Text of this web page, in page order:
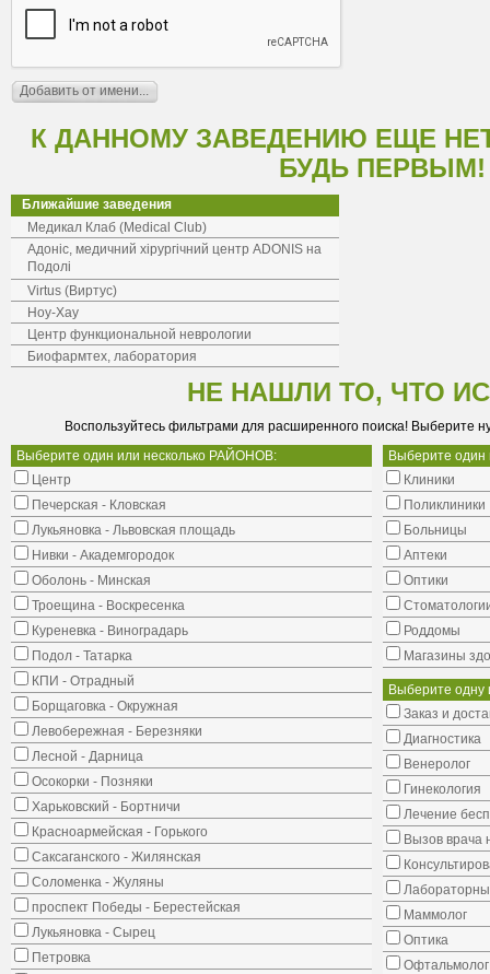
К ДАННОМУ ЗАВЕДЕНИЮ ЕЩЕ
БУДЬ ПЕРВЫМ!
Ближайшие заведения
Медикал Клаб (Medical Club)
Адоніс, медичний хірургічний центр ADONIS на
Подолі
Virtus (Виртус)
Ноу-Хау
Центр функциональной неврологии
Биофармтех, лаборатория
НЕ НАШЛИ ТО, ЧТО
Воспользуйтесь фильтрами для расширенного поиска! Выберите
Выберите один или несколько РАЙОНОВ:
Центр
Печерская - Кловская
Лукьяновка - Львовская площадь
Нивки - Академгородок
Оболонь - Минская
Троещина - Воскресенка
Куреневка - Виноградарь
Подол - Татарка
КПИ - Отрадный
Борщаговка - Окружная
Левобережная - Березняки
Лесной - Дарница
Осокорки - Позняки
Харьковский - Бортничи
Красноармейская - Горького
Саксаганского - Жилянская
Соломенка - Жуляны
проспект Победы - Берестейская
Лукьяновка - Сырец
Петровка
Выберите
Клиники
Поликлиники
Больницы
Аптеки
Оптики
Роддомы
Магазины
Выберите одну
Заказ и
Диагностика
Венеролог
Гинекология
Лечение
Вызов врача
Маммолог
Оптика
Офтальмолог